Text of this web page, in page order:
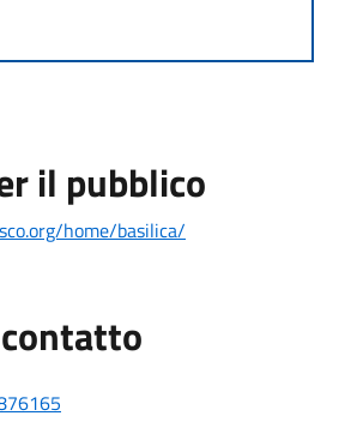
il pubblico
home/basilica/